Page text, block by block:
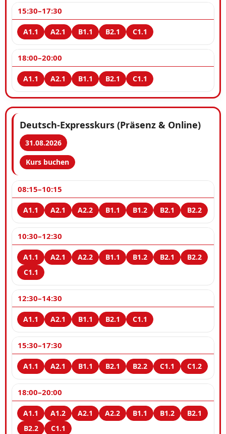
15:30–17:30
18:00–20:00
Deutsch-Expresskurs (Präsenz & Online)
31.08.2026
Kurs buchen
08:15–10:15
10:30–12:30
12:30–14:30
15:30–17:30
18:00–20:00